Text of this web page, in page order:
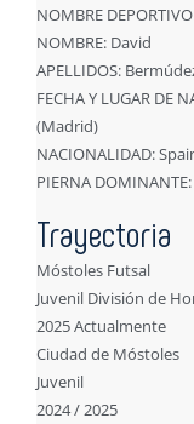
NOMBRE
NOMBRE: David
APELLIDOS:
FECHA Y LUGAR DE
(Madrid)
NACIONALIDAD:
PIERNA
Trayectoria
Móstoles Futsal
Juvenil División de
2025 Actualmente
Ciudad de Móstoles
Juvenil
2024 / 2025